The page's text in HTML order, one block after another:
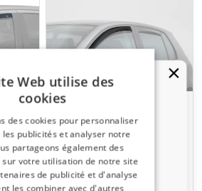
II
convient à Fiat Punto II
1999-2003 3 portes bicorps
portes avant ClimAir -
foncé transparent
Web utilise des
cookies
des cookies pour personnaliser
les publicités et analyser notre
partageons également des
votre utilisation de notre site
de publicité et d'analyse
les combiner avec d'autres
de réduction de 5 % ?
dès maintenant à notre